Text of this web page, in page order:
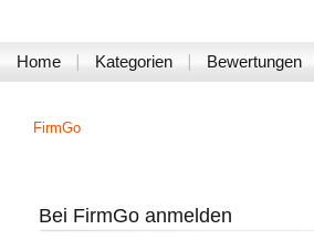
Home Kategorien Bewertungen
FirmGo
Bei FirmGo anmelden